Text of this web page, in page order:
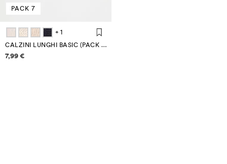
PACK 7
+ 1
CALZINI LUNGHI BASIC (PACK 7)
Informazioni sui prezzi
7,99 €